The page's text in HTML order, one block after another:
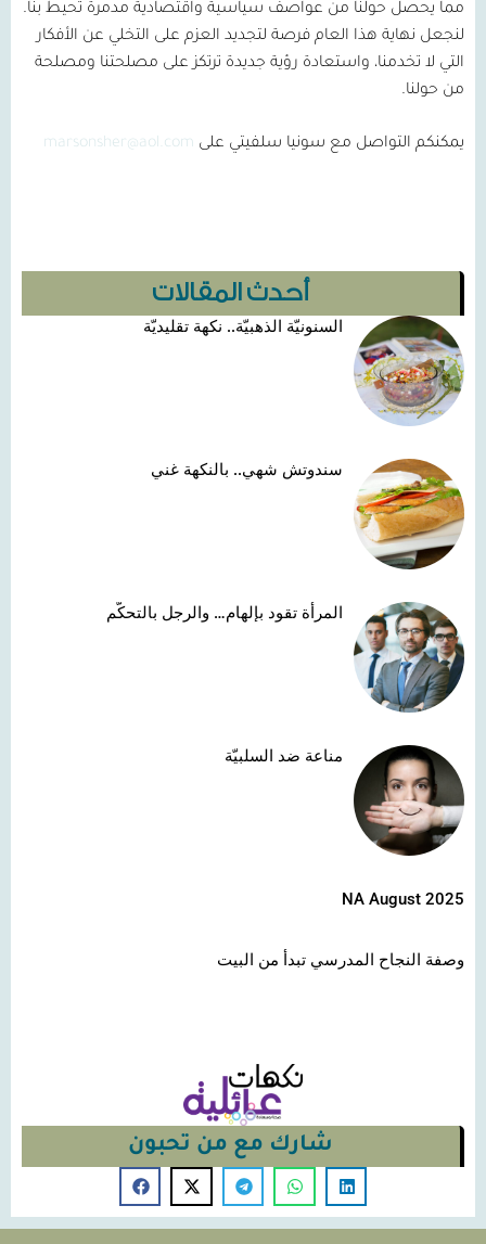
أحدث المقالات
السنونيّة الذهبيّة.. نكهة تقليديّة
سندوتش شهي.. بالنكهة غني
المرأة تقود بإلهام… والرجل بالتحكّم
مناعة ضد السلبيّة
NA August 2025
وصفة النجاح المدرسي تبدأ من البيت
شارك مع من تحبون
مما يحصل حولنا من عواصف سياسية واقتصادية مدمرة تحيط بنا.
لنجعل نهاية هذا العام فرصة لتجديد العزم على التخلي عن الأفكار
التي لا تخدمنا، واستعادة رؤية جديدة ترتكز على مصلحتنا ومصلحة
من حولنا.
يمكنكم التواصل مع سونيا سلفيتي على marsonsher@aol.com